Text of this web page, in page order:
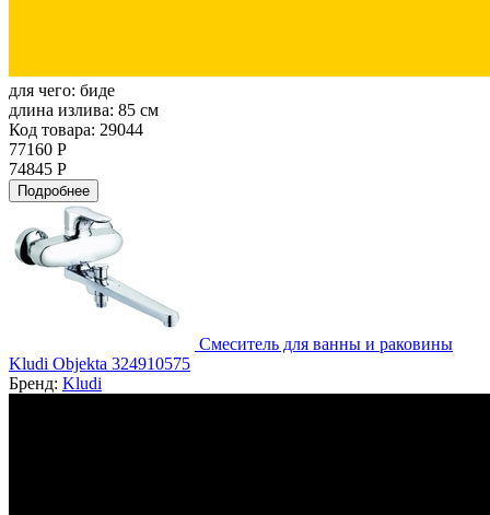
для чего: биде
длина излива: 85 см
Код товара: 29044
77160 Р
74845 Р
Подробнее
Смеситель для ванны и раковины
Kludi Objekta 324910575
Бренд: Kludi